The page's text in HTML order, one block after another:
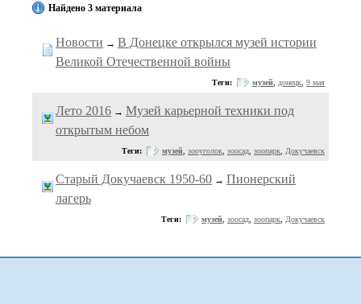
Найдено 3 материала
Новости → В Донецке открылся музей истории
Великой Отечественной войны
Теги: музей донецк 9 мая
Лето 2016 → Музей карьерной техники под
открытым небом
Теги: музей зооуголок зоосад зоопарк Докучаевск
Старый Докучаевск 1950-60 → Пионерский
лагерь
Теги: музей зоосад зоопарк Докучаевск